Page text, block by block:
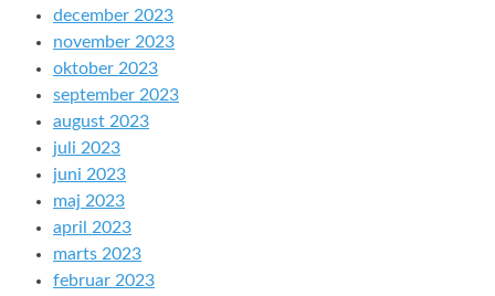
december 2023
november 2023
oktober 2023
september 2023
august 2023
juli 2023
juni 2023
maj 2023
april 2023
marts 2023
februar 2023